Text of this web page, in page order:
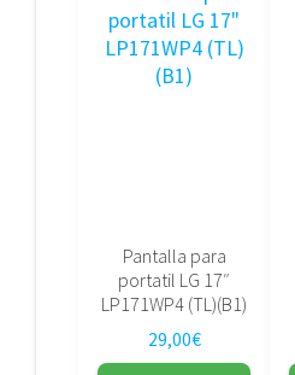
Pantalla para
portatil LG 17″
LP171WP4 (TL)(B1)
29,00€